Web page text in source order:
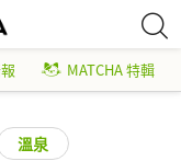
MATCHA 特輯
溫泉